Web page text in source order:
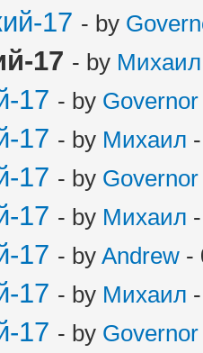
17 - by
17 - by Михаил
17 - by Governor
17 - by Михаил
17 - by Governor
17 - by Михаил
17 - by Andrew -
17 - by Михаил
17 - by Governor